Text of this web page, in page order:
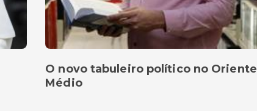
O novo tabuleiro político no Oriente
Médio